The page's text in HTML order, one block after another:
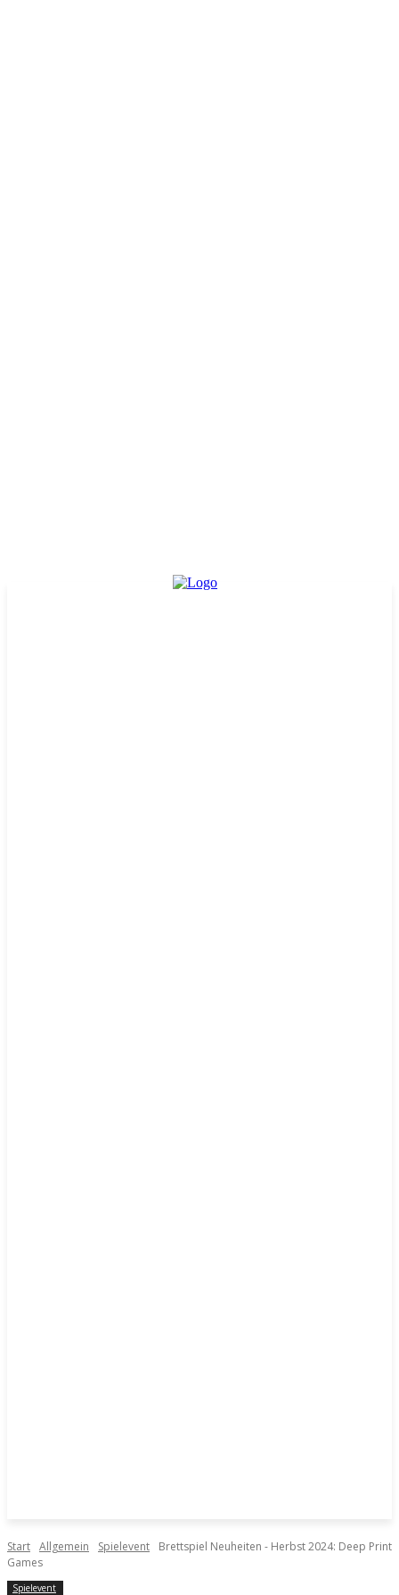
Start Allgemein Spielevent
Brettspiel Neuheiten - Herbst 2024: Deep Print
Games
Spielevent